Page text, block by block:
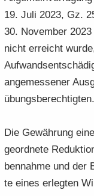
19. Juli 2023, Gz.
30. No­vem­ber
nicht er­reicht
an­ge­mes­se­ner
übungs­be­rech­tig­ten.
Die Ge­wäh­rung
ge­ord­ne­te
ben­nah­me und der
te eines er­leg­ten